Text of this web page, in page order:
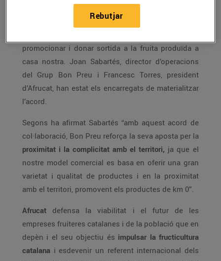
de Fruita de Catalunya, han signat aquest matí un
promocionar i donar sortida a la fruita produïda a
casa nostra. Joan Sabartés, director d’operacions
del Grup Bon Preu i Francesc Torres, president
d’Afrucat, han estat els encarregats de materialitzar
l’acord.
Segons ha afirmat Sabartés “amb aquest acord de
col·laboració, Bon Preu reforça la seva aposta per la
proximitat i la complicitat amb el territori, ja que el
nostre model comercial es basa en oferir una gran
varietat i qualitat de productes i en la proximitat
amb el territori, promovent els productes de km 0”.
Afrucat defensa la viabilitat i el futur de les
empreses fruiteres catalanes i de la població que en
depèn i el seu objectiu és impulsar la fructicultura
catalana i esdevenir un referent internacional dels
Rebutjar